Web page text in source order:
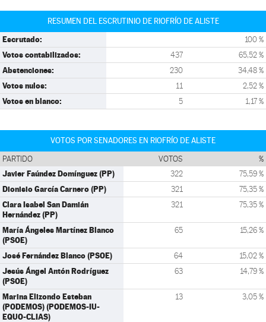
RESUMEN DEL ESCRUTINIO DE RIOFRÍO DE ALISTE
Escrutado: 100 %
Votos contabilizados: 437 65,52 %
Abstenciones: 230 34,48 %
Votos nulos: 11 2,52 %
Votos en blanco: 5 1,17 %
VOTOS POR SENADORES EN RIOFRÍO DE ALISTE
PARTIDO VOTOS %
Javier Faúndez Domínguez (PP) 322 75,59 %
Dionisio García Carnero (PP) 321 75,35 %
Clara Isabel San Damián
Hernández (PP)
321 75,35 %
María Ángeles Martínez Blanco
(PSOE)
65 15,26 %
José Fernández Blanco (PSOE) 64 15,02 %
Jesús Ángel Antón Rodríguez
(PSOE)
63 14,79 %
Marina Elizondo Esteban
(PODEMOS) (PODEMOS-IU-
EQUO-CLIAS)
13 3,05 %